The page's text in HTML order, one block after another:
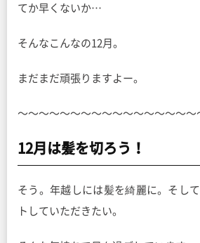
てか早くないか…
そんなこんなの12月。
まだまだ頑張りますよー。
〜〜〜〜〜〜〜〜〜〜〜〜〜〜〜〜〜
12月は髪を切ろう！
そう。年越しには髪を綺麗に。そし
トしていただきたい。